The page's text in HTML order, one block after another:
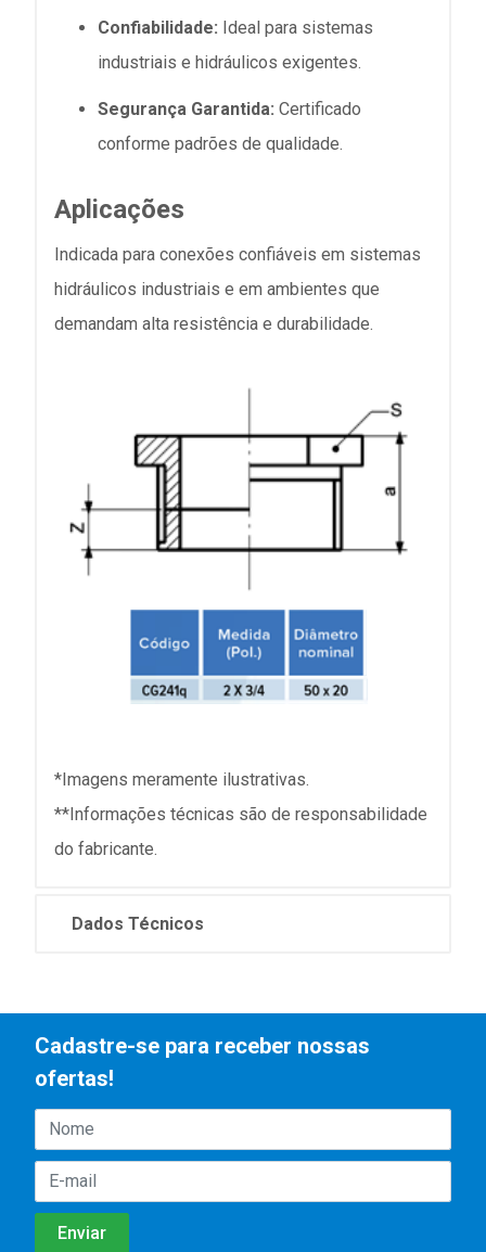
Confiabilidade: Ideal para sistemas
industriais e hidráulicos exigentes.
Segurança Garantida: Certificado
conforme padrões de qualidade.
Aplicações
Indicada para conexões confiáveis em sistemas
hidráulicos industriais e em ambientes que
demandam alta resistência e durabilidade.
*Imagens meramente ilustrativas.
**Informações técnicas são de responsabilidade
do fabricante.
Dados Técnicos
Cadastre-se para receber nossas
ofertas!